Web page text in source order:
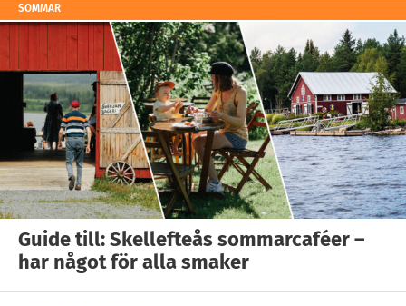
SOMMAR
Guide till: Skellefteås sommarcaféer –
har något för alla smaker